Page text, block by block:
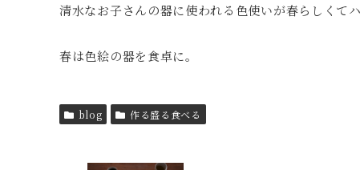
清水なお子さんの器に使われる色使いが春らしくて
春は色絵の器を食卓に。
blog 作る盛る食べる